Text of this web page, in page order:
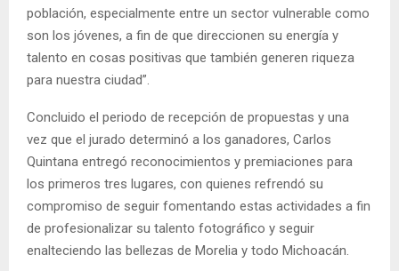
población, especialmente entre un sector vulnerable como
son los jóvenes, a fin de que direccionen su energía y
talento en cosas positivas que también generen riqueza
para nuestra ciudad”.
Concluido el periodo de recepción de propuestas y una
vez que el jurado determinó a los ganadores, Carlos
Quintana entregó reconocimientos y premiaciones para
los primeros tres lugares, con quienes refrendó su
compromiso de seguir fomentando estas actividades a fin
de profesionalizar su talento fotográfico y seguir
enalteciendo las bellezas de Morelia y todo Michoacán.